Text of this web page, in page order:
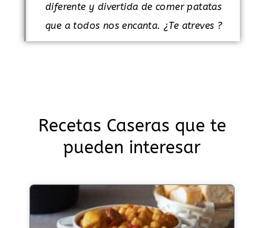
diferente y divertida de comer patatas
que a todos nos encanta. ¿Te atreves ?
Recetas Caseras que te
pueden interesar